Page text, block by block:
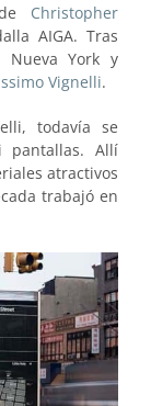
Christopher
AIGA. Tras
Nueva York y
Vignelli.
todavía se
pantallas. Allí
atractivos
trabajó en